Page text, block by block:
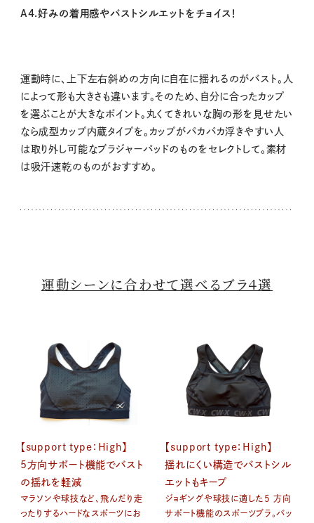
A4.好みの着用感やバストシルエットをチョイス！
運動時に、上下左右斜めの方向に自在に揺れるのがバスト。人
によって形も大きさも違います。そのため、自分に合ったカップ
を選ぶことが大きなポイント。丸くてきれいな胸の形を見せたい
なら成型カップ内蔵タイプを。カップがパカパカ浮きやすい人
は取り外し可能なブラジャーパッドのものをセレクトして。素材
は吸汗速乾のものがおすすめ。
運動シーンに合わせて選べるブラ４選
【support type：High】
5方向サポート機能でバスト
の揺れを軽減
マラソンや球技など、飛んだり走
ったりするハードなスポーツにお
【support type：High】
揺れにくい構造でバストシル
エットもキープ
ジョギングや球技に適した5 方向
サポート機能のスポーツブラ。バッ